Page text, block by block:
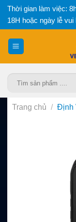
Bỏ
qua
nội
dung
Thời gian làm việc:
18H hoặc ngày lễ
Trang chủ / Định